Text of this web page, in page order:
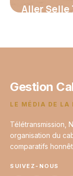
Aller Selle
Gestion
LE MÉDIA DE LA
Télétransmission,
organisation du
comparatifs
SUIVEZ-NOUS